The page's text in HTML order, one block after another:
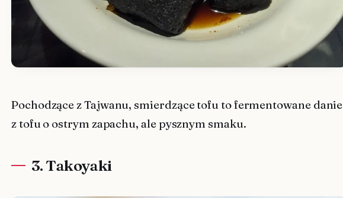
Pochodzące z Tajwanu, smierdzące tofu to fermentowane danie
z tofu o ostrym zapachu, ale pysznym smaku.
3. Takoyaki